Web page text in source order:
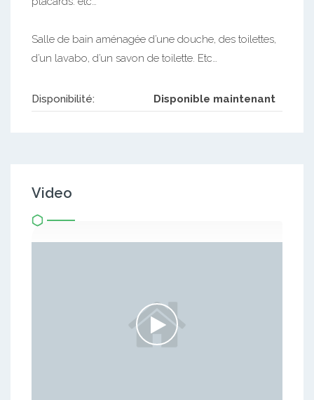
Salle de bain aménagée d’une douche, des toilettes,
d’un lavabo, d’un savon de toilette. Etc…
Disponibilité: Disponible maintenant
Video